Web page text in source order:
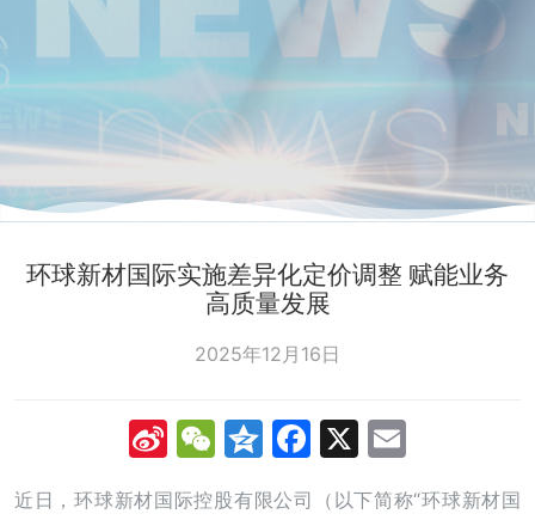
环球新材国际实施差异化定价调整 赋能业务
高质量发展
2025年12月16日
SinaWeChat
Qzone
Facebook
X
近日，环球新材国际控股有限公司（以下简称“环球新材国